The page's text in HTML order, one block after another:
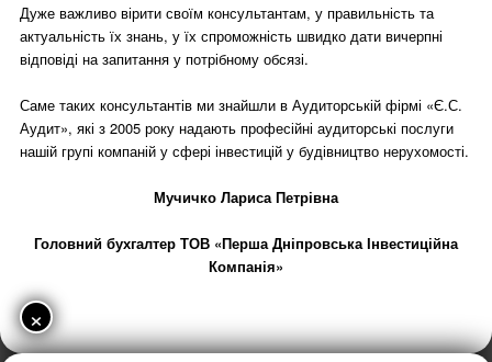
Дуже важливо вірити своїм консультантам, у правильність та
актуальність їх знань, у їх спроможність швидко дати вичерпні
відповіді на запитання у потрібному обсязі.
Саме таких консультантів ми знайшли в Аудиторській фірмі «Є.С.
Аудит», які з 2005 року надають професійні аудиторські послуги
нашій групі компаній у сфері інвестицій у будівництво нерухомості.
Мучичко Лариса Петрівна
Головний бухгалтер ТОВ «Перша Дніпровська Інвестиційна
Компанія»
×